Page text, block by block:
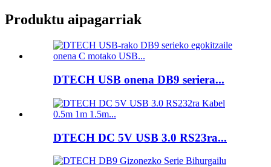
Produktu aipagarriak
DTECH USB onena DB9 seriera...
DTECH DC 5V USB 3.0 RS23ra...